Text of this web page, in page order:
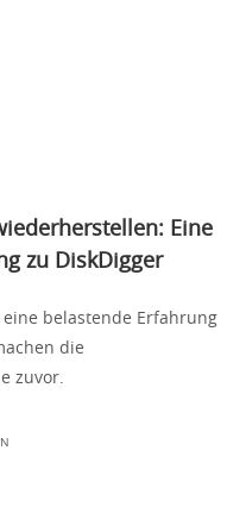
Eine
zu DiskDigger
belastende Erfahrung
die
zuvor.